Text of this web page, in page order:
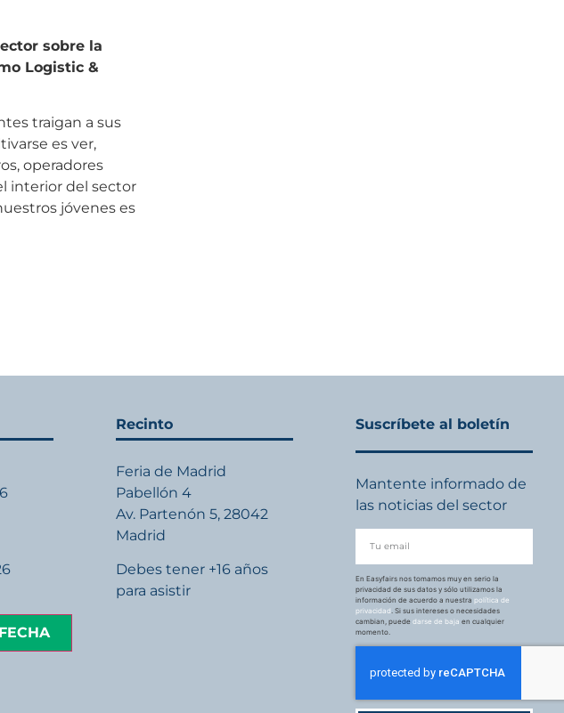
sobre la
Logistic &
traigan a sus
es ver,
operadores
interior del sector
jóvenes es
Recinto
Feria de Madrid
Pabellón 4
Av. Partenón 5, 28042
Madrid
Debes tener +16 años
para asistir
Suscríbete al boletín
Mantente informado de
las noticias del sector
En Easyfairs nos tomamos muy en serio la
privacidad de sus datos y sólo utilizamos la
información de acuerdo a nuestrapolítica de
privacidad. Si sus intereses o necesidades
cambian, puededarse de baja en cualquier
momento.